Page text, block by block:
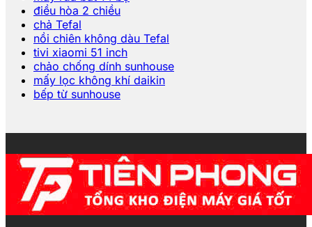
điều hòa 2 chiều
chả Tefal
nồi chiên không dàu Tefal
tivi xiaomi 51 inch
chảo chống dính sunhouse
mấy lọc không khí daikin
bếp từ sunhouse